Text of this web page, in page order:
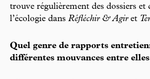
trouve régulièrement des dossiers et
l’écologie dans Réfléchir & Agiret
Quel genre de rapports
différentes mouvances entre elles